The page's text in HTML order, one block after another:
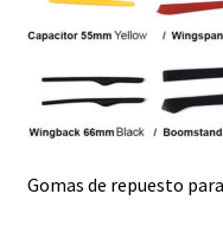
Gomas de repuesto